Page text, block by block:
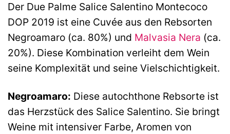
Der Due Palme Salice Salentino Montecoco
DOP 2019 ist eine Cuvée aus den Rebsorten
Negroamaro (ca. 80%) und Malvasia Nera (ca.
20%). Diese Kombination verleiht dem Wein
seine Komplexität und seine Vielschichtigkeit.
Negroamaro: Diese autochthone Rebsorte ist
das Herzstück des Salice Salentino. Sie bringt
Weine mit intensiver Farbe, Aromen von